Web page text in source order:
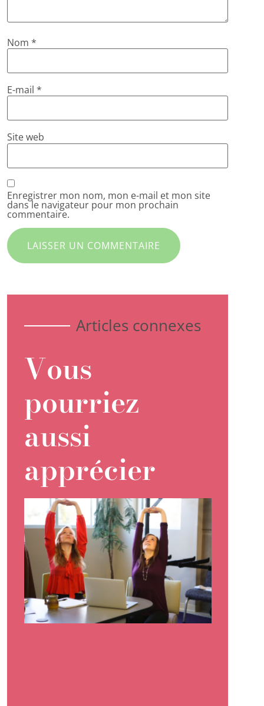
Nom*
E-mail*
Site web
Enregistrer mon nom, mon e-mail et mon site
dans le navigateur pour mon prochain
commentaire.
Articles connexes
Vous
pourriez
aussi
apprécier